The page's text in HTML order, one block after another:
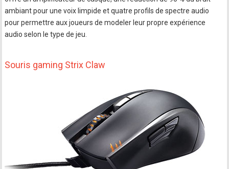
ambiant pour une voix limpide et quatre profils de spectre audio
pour permettre aux joueurs de modeler leur propre expérience
audio selon le type de jeu.
Souris gaming Strix Claw